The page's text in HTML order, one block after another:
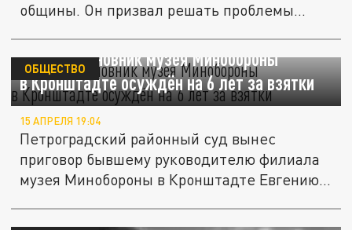
общины. Он призвал решать проблемы...
Бывший чиновник музея Минобороны
в Кронштадте осуждён на 6 лет за взятки
ОБЩЕСТВО
15 АПРЕЛЯ 19:04
Петроградский районный суд вынес
приговор бывшему руководителю филиала
музея Минобороны в Кронштадте Евгению...